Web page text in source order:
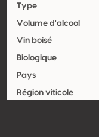
Type
Volume d'alcool
Vin boisé
Biologique
Pays
Région viticole